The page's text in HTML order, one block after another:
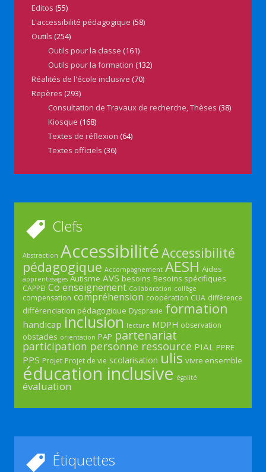
Editos (55)
L'accessibilité pédagogique (58)
Outils (254)
Outils pour la classe (161)
Outils pour la formation (132)
Réalités de l'école inclusive (70)
Repères (293)
Consultation de Travaux de recherche, Thèses (38)
Kiosque (168)
Textes de réflexion (64)
Textes officiels (36)
Clefs
Abstraction AccessibilitéAccessibilité
pédagogique Accompagnement AESH Aides
apprentissages Autisme AVS besoins Besoins spécifiques
CAPPEI Co enseignement Collaboration collège
compensation compréhension coopération CUA différence
différenciation pédagogique Dyspraxie formation
handicap inclusion lecture MDPH observation
obstacles orientation PAP partenariat
participation personne ressource PIAL PPRE
PPS Projet Projet de vie scolarisation ulis vivre ensemble
éducation inclusive égalité
évaluation
Étiquettes